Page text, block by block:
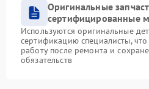
Оригинальные
сертифицированные
Используются оригинальные
сертификацию специалисты,
работу после ремонта и
обязательств